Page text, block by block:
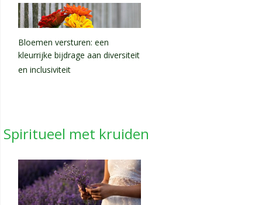
Bloemen versturen: een
kleurrijke bijdrage aan diversiteit
en inclusiviteit
Spiritueel met kruiden